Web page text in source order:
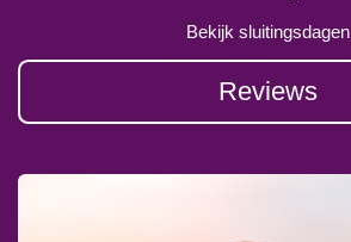
Bekijk sluitingsdagen
Reviews